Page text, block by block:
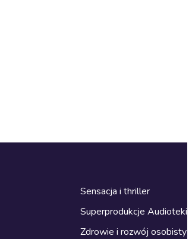
Sensacja i thriller
Superprodukcje Audioteki
Zdrowie i rozwój osobisty